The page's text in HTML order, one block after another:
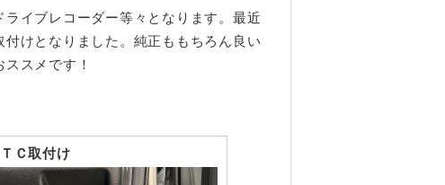
イブレコーダー等々となります。最近
けとなりました。純正ももちろん良い
スメです！
ＴＣ取付け